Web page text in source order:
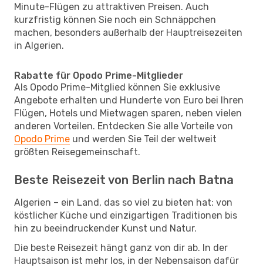
Minute-Flügen zu attraktiven Preisen. Auch
kurzfristig können Sie noch ein Schnäppchen
machen, besonders außerhalb der Hauptreisezeiten
in Algerien.
Rabatte für Opodo Prime-Mitglieder
Als Opodo Prime-Mitglied können Sie exklusive
Angebote erhalten und Hunderte von Euro bei Ihren
Flügen, Hotels und Mietwagen sparen, neben vielen
anderen Vorteilen. Entdecken Sie alle Vorteile von
Opodo Prime und werden Sie Teil der weltweit
größten Reisegemeinschaft.
Beste Reisezeit von Berlin nach Batna
Algerien – ein Land, das so viel zu bieten hat: von
köstlicher Küche und einzigartigen Traditionen bis
hin zu beeindruckender Kunst und Natur.
Die beste Reisezeit hängt ganz von dir ab. In der
Hauptsaison ist mehr los, in der Nebensaison dafür